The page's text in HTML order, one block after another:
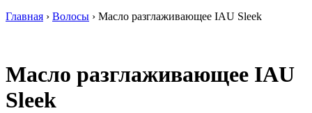
Главная › Волосы › Масло разглаживающее IAU Sleek
Масло разглаживающее IAU
Sleek